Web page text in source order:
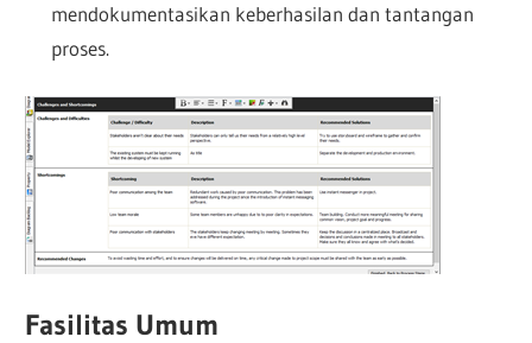
mendokumentasikan keberhasilan dan tantangan
proses.
Fasilitas Umum